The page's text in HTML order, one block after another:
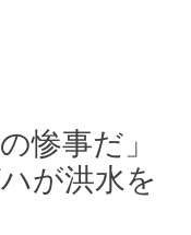
惨事だ」
が洪水を